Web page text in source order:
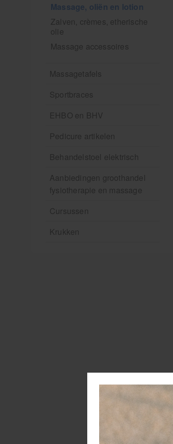
Massage, oliën en lotion
Zalven, crèmes, etherische
olie
Massage accessoires
Massagetafels
Sportbraces
EHBO en BHV
Pedicure artikelen
Behandelstoel elektrisch
Aanbiedingen groothandel
fysiotherapie en massage
Cursussen
Krukken